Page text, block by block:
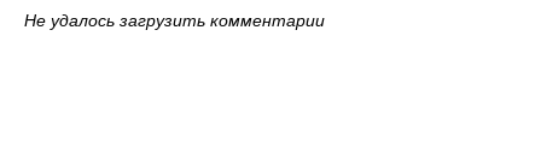
Не удалось загрузить комментарии